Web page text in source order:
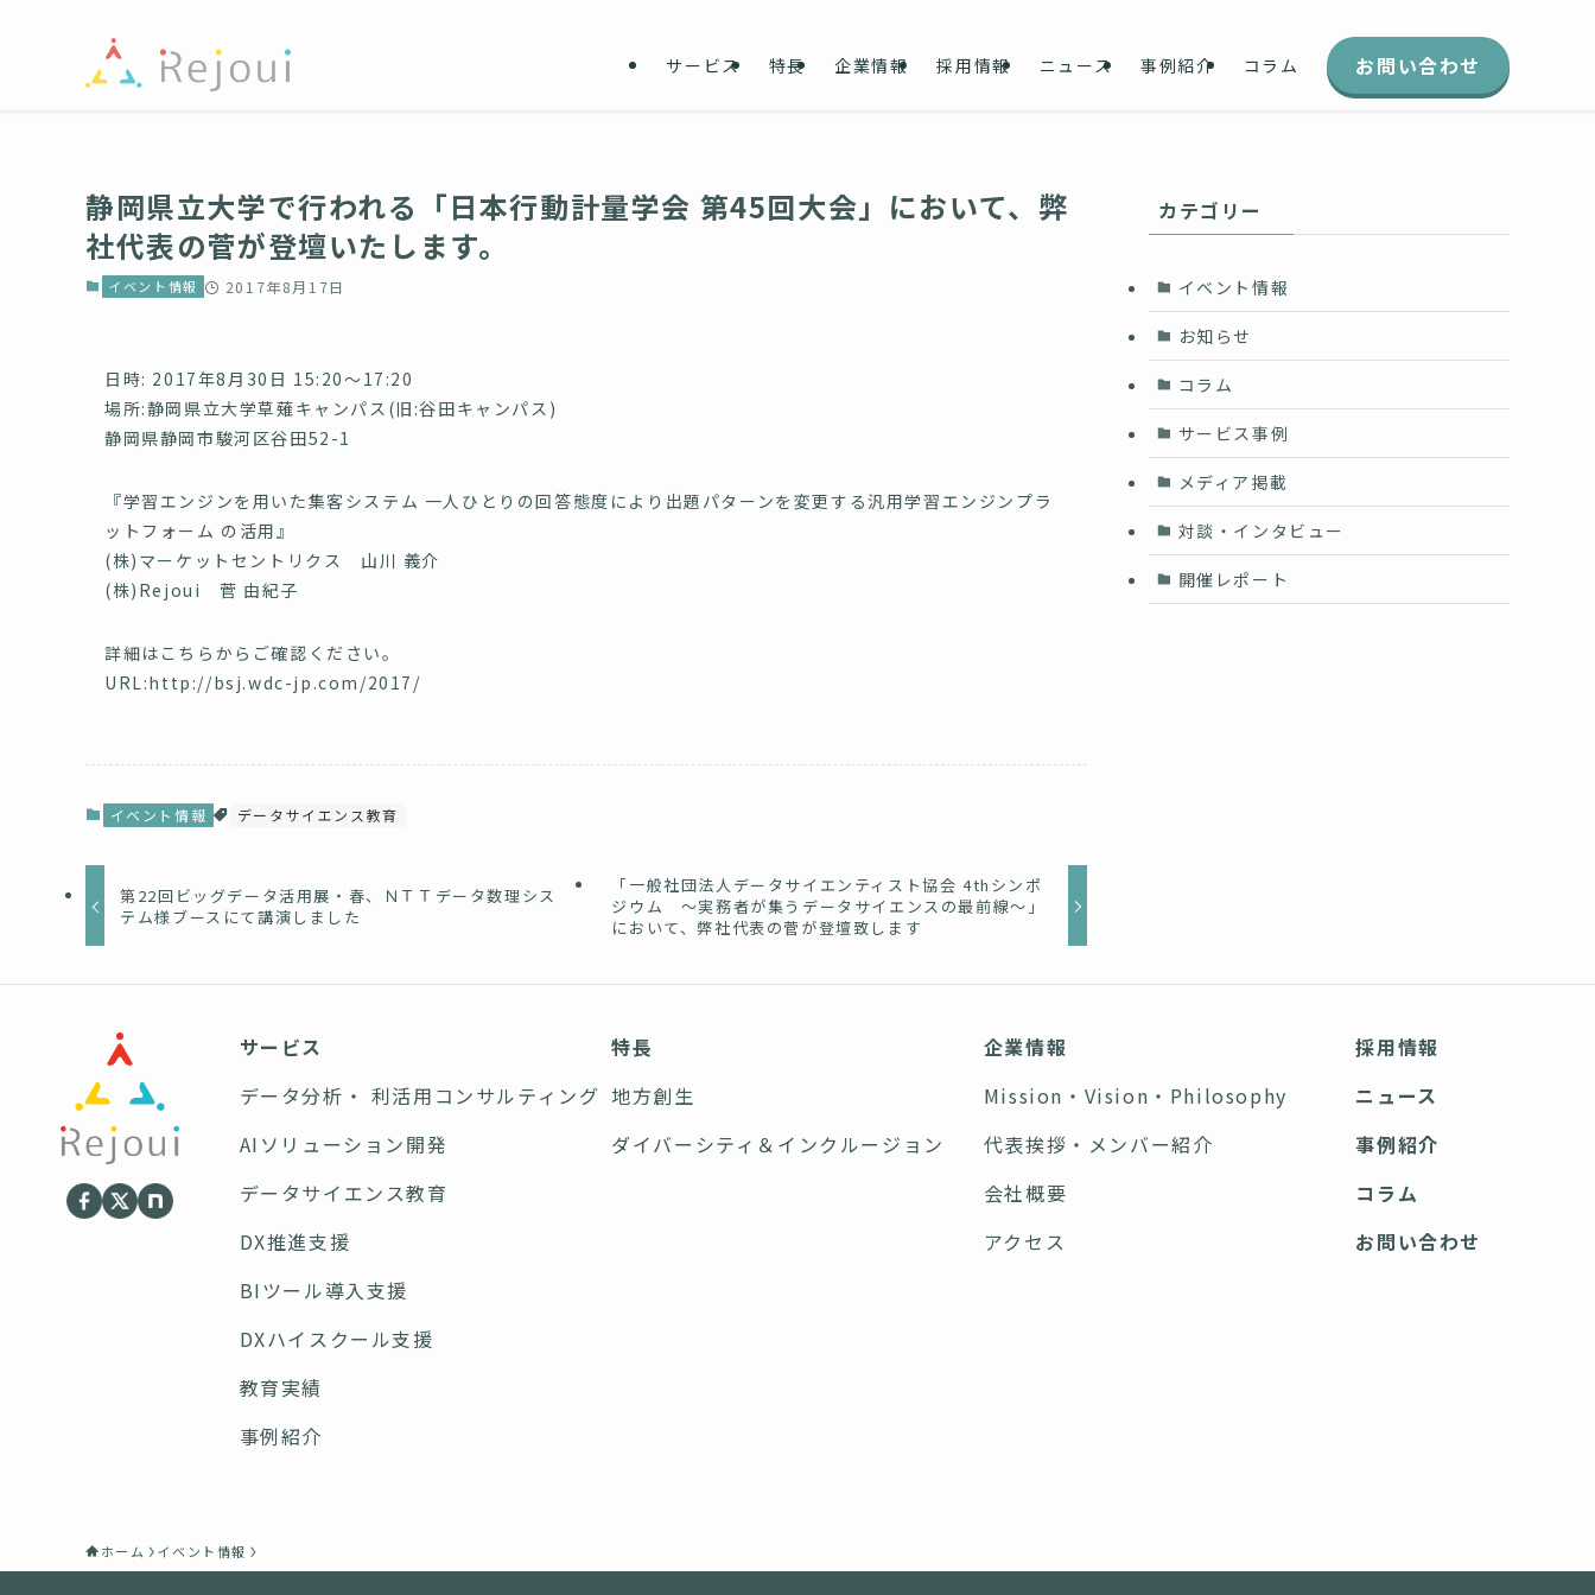
サービス 特長 企業情報 採用情報 ニュース 事例紹介 コラム お問い合わせ
静岡県立大学で行われる「日本行動計量学会 第45回大会」において、弊
社代表の菅が登壇いたします。
イベント情報 2017年8月17日
日時: 2017年8月30日 15:20〜17:20
場所:静岡県立大学草薙キャンパス(旧:谷田キャンパス)
静岡県静岡市駿河区谷田52-1
『学習エンジンを用いた集客システム 一人ひとりの回答態度により出題パターンを変更する汎用学習エンジンプラ
ットフォーム の活用』
(株)マーケットセントリクス 山川 義介
(株)Rejoui 菅 由紀子
詳細はこちらからご確認ください。
URL:http://bsj.wdc-jp.com/2017/
イベント情報 データサイエンス教育
第22回ビッグデータ活用展・春、ＮＴＴデータ数理シス
テム様ブースにて講演しました
「一般社団法人データサイエンティスト協会 4thシンポ
ジウム 〜実務者が集うデータサイエンスの最前線〜」
において、弊社代表の菅が登壇致します
カテゴリー
イベント情報
お知らせ
コラム
サービス事例
メディア掲載
対談・インタビュー
開催レポート
サービス
データ分析・ 利活用コンサルティング
AIソリューション開発
データサイエンス教育
DX推進支援
BIツール導入支援
DXハイスクール支援
教育実績
事例紹介
特長
地方創生
ダイバーシティ＆インクルージョン
企業情報
Mission・Vision・Philosophy
代表挨拶・メンバー紹介
会社概要
アクセス
採用情報
ニュース
事例紹介
コラム
お問い合わせ
ホーム イベント情報